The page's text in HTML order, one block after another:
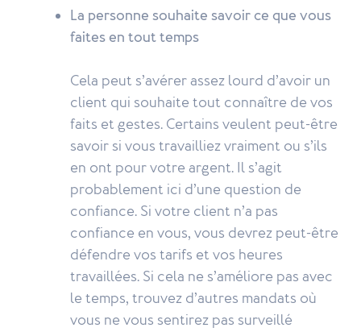
La personne souhaite savoir ce que vous
faites en tout temps
Cela peut s’avérer assez lourd d’avoir un
client qui souhaite tout connaître de vos
faits et gestes. Certains veulent peut-être
savoir si vous travailliez vraiment ou s’ils
en ont pour votre argent. Il s’agit
probablement ici d’une question de
confiance. Si votre client n’a pas
confiance en vous, vous devrez peut-être
défendre vos tarifs et vos heures
travaillées. Si cela ne s’améliore pas avec
le temps, trouvez d’autres mandats où
vous ne vous sentirez pas surveillé